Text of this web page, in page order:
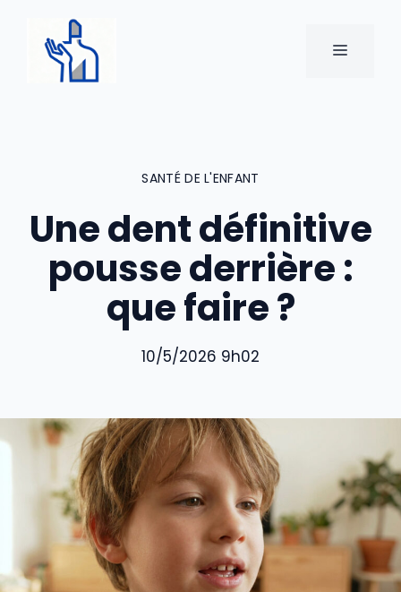
contenu
MENU
SANTÉ DE L'ENFANT
Une dent définitive
pousse derrière :
que faire ?
10/5/2026 9h02